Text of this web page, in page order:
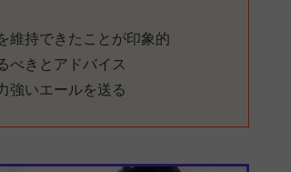
維持できたことが印象的
べきとアドバイス
強いエールを送る